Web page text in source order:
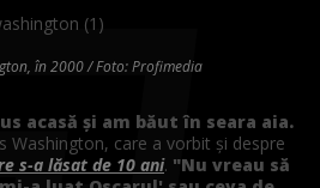
în 2000 / Foto: Profimedia
acasă și am băut în seara aia.
Washington, care a vorbit și despre
s-a lăsat de 10 ani. "Nu vreau să